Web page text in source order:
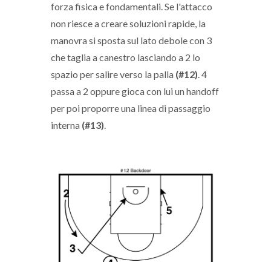
forza fisica e fondamentali. Se l'attacco
non riesce a creare soluzioni rapide, la
manovra si sposta sul lato debole con 3
che taglia a canestro lasciando a 2 lo
spazio per salire verso la palla (#12). 4
passa a 2 oppure gioca con lui un handoff
per poi proporre una linea di passaggio
interna (#13).